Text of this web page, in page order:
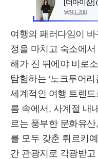
여행의 패러다임이
정을 마치고 숙소에
해가 진 뒤에야 비로
탐험하는 ‘노크투어
세계적인 여행 트렌
름 속에서, 사계절 내
르는 풍부한 문화유
를 모두 갖춘 튀르키
간 관광지로 각광받고